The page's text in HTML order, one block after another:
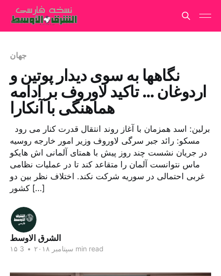
جهان
نگاهها به سوی دیدار پوتین و
اردوغان … تاکید لاوروف بر ادامه
هماهنگی با آنکارا
برلین: اسد همزمان با آغاز روند انتقال قدرت کنار می رود
مسکو: رائد جبر سرگی لاوروف وزیر امور خارجه روسیه
در جریان نشست چند روز پیش با همتای آلمانی اش هایکو
ماس نتوانست آلمان را متقاعد کند تا در عملیات نظامی
غربی احتمالی در سوریه شرکت نکند. اختلاف نظر بین دو
کشور […]
الشرق الاوسط
۱۵ سپتامبر ۲۰۱۸ • 3 min read